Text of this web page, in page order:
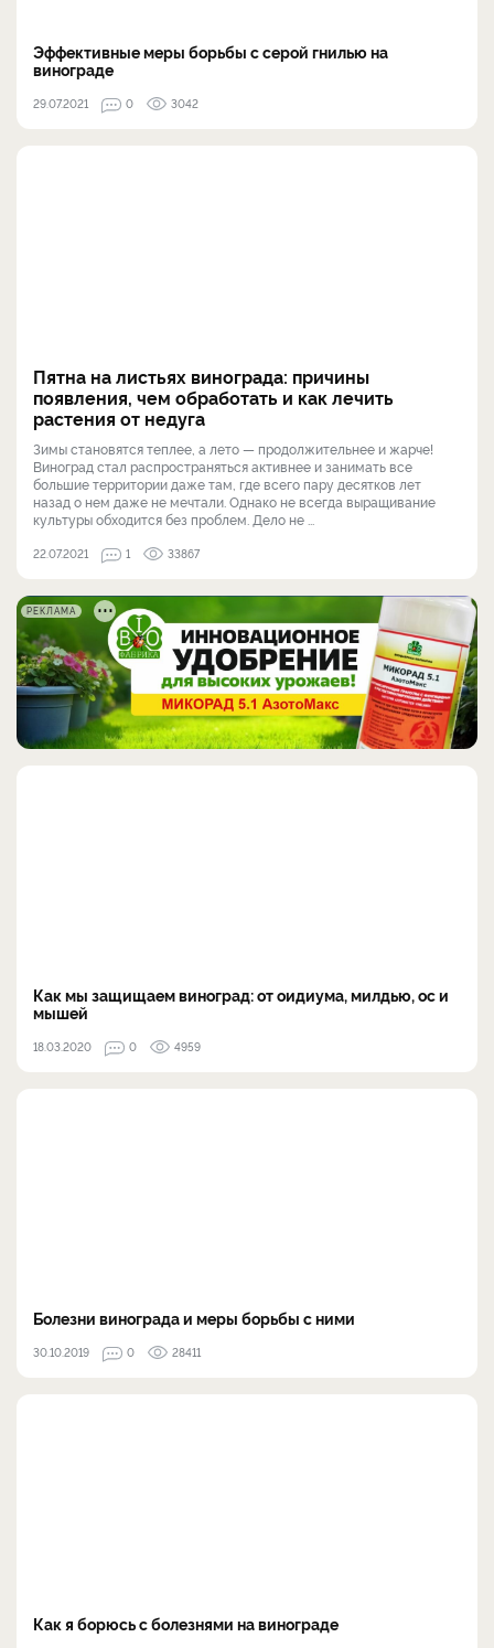
Эффективные меры борьбы с серой гнилью на
винограде
29.07.2021 0 3042
Пятна на листьях винограда: причины
появления, чем обработать и как лечить
растения от недуга
Зимы становятся теплее, а лето — продолжительнее и жарче!
Виноград стал распространяться активнее и занимать все
большие территории даже там, где всего пару десятков лет
назад о нем даже не мечтали. Однако не всегда выращивание
культуры обходится без проблем. Дело не ...
22.07.2021 1 33867
РЕКЛАМА
Как мы защищаем виноград: от оидиума, милдью, ос и
мышей
18.03.2020 0 4959
Болезни винограда и меры борьбы с ними
30.10.2019 0 28411
Как я борюсь с болезнями на винограде